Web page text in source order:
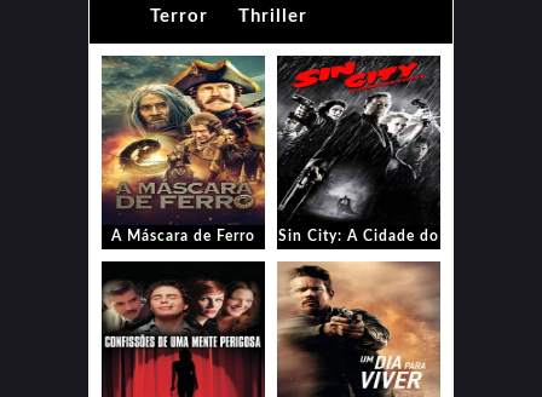
Terror Thriller
A Máscara de Ferro
Sin City: A Cidade do